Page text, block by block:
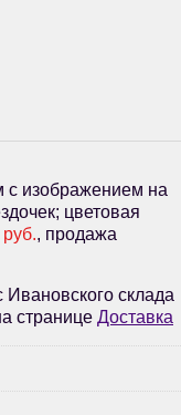
с изображением на
цветовая
, продажа
склада
странице Доставка